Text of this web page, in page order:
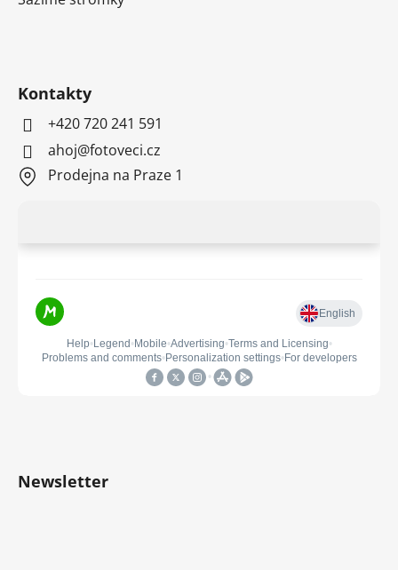
Kontakty
+420 720 241 591
ahoj@fotoveci.cz
Prodejna na Praze 1
Newsletter